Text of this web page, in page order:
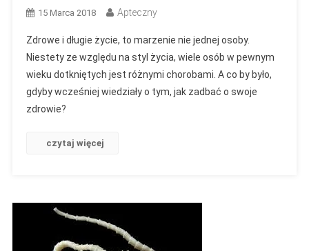
15 Marca 2018 Apteczny
Zdrowe i długie życie, to marzenie nie jednej osoby.
Niestety ze względu na styl życia, wiele osób w pewnym
wieku dotkniętych jest różnymi chorobami. A co by było,
gdyby wcześniej wiedziały o tym, jak zadbać o swoje
zdrowie?
czytaj więcej